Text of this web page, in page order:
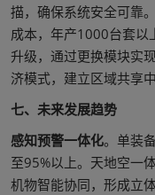
描，确保系统安全可靠。
成本，年产1000台套以
升级，通过更换模块实
济模式，建立区域共享
七、未来发展趋势
感知预警一体化。单装
至95%以上。天地空一
机物智能协同，形成立